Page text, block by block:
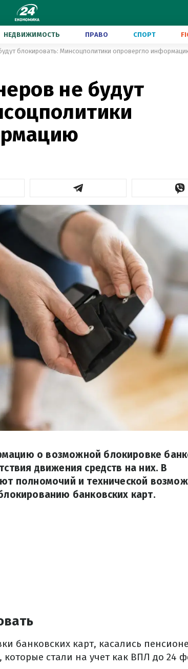
НЕДВИЖИМОСТЬ ПРАВО СПОРТ
блокировать: Минсоцполитики опровергло
не будут
о возможной блокировке
движения средств на них. В
полномочий и технической
банковских карт.
банковских карт, касались
стали на учет как ВПЛ до 24